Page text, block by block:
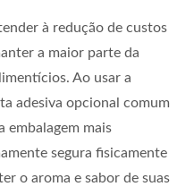
à redução de custos
a maior parte da
Ao usar a
adesiva opcional comum
embalagem mais
segura fisicamente
o aroma e sabor de suas